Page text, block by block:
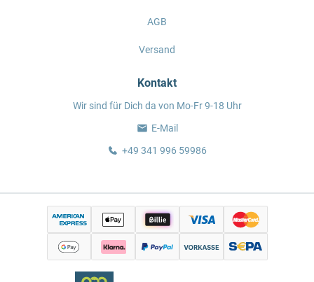
AGB
Versand
Kontakt
Wir sind für Dich da von Mo-Fr 9-18 Uhr
E-Mail
+49 341 996 59986